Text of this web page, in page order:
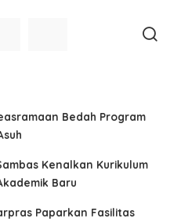
Bedah Program
Kenalkan Kurikulum
Baru
Paparkan Fasilitas